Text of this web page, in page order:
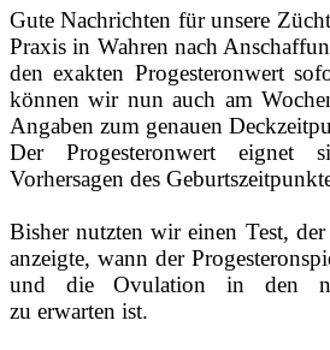
Gute Nachrichten für unsere
Praxis in Wahren nach
den exakten Progesteronwert
können wir nun auch am
Angaben zum genauen
Der Progesteronwert eignet
Vorhersagen des
Bisher nutzten wir einen Test,
anzeigte, wann der
und die Ovulation in den
zu erwarten ist.